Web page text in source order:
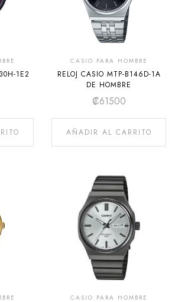
1E2
CASIO PARA HOMBRE
RELOJ CASIO MTP-B146D-1A
DE HOMBRE
₡61500
AÑADIR AL CARRITO
CASIO PARA HOMBRE